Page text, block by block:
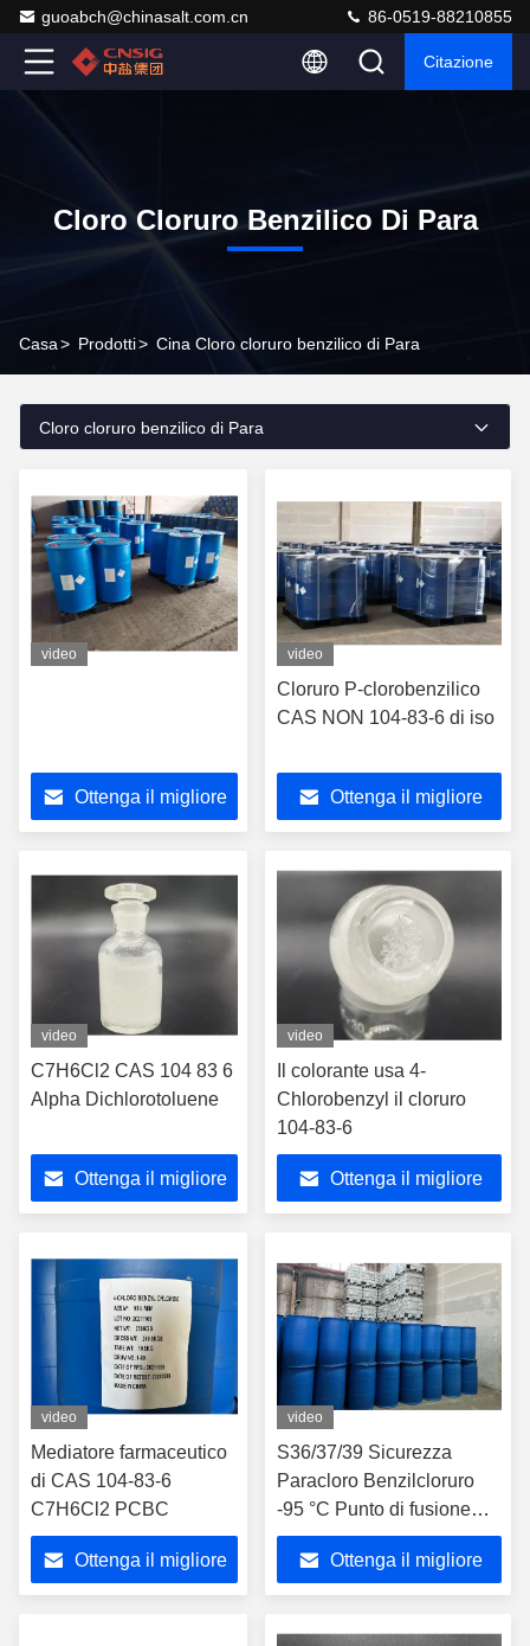
guoabch@chinasalt.com.cn 86-0519-88210855
Citazione
Cloro Cloruro Benzilico Di Para
Casa> Prodotti> Cina Cloro cloruro benzilico di Para
Cloro cloruro benzilico di Para
video
Ottenga il migliore
video
Cloruro P-clorobenzilico
CAS NON 104-83-6 di iso
Ottenga il migliore
video
C7H6Cl2 CAS 104 83 6
Alpha Dichlorotoluene
Ottenga il migliore
video
Il colorante usa 4-
Chlorobenzyl il cloruro
104-83-6
Ottenga il migliore
video
Mediatore farmaceutico
di CAS 104-83-6
C7H6Cl2 PCBC
Ottenga il migliore
video
S36/37/39 Sicurezza
Paracloro Benzilcloruro
-95 °C Punto di fusione
Numero CAS 104-83-6
Ottenga il migliore